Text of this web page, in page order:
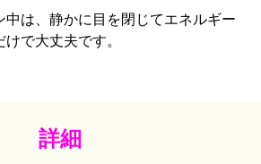
中は、静かに目を閉じてエネルギー
で大丈夫です。
詳細